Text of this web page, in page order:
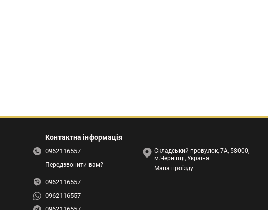
Контактна інформація
0962116557
Передзвонити вам?
0962116557
0962116557
Складський провулок, 7А, 58000,
м.Чернівці, Україна
Мапа проїзду